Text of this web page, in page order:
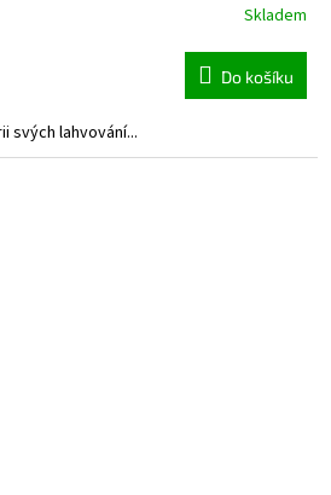
Skladem
Do košíku
svých lahvování...